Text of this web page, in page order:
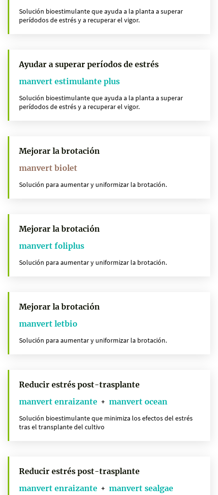
Solución bioestimulante que ayuda a la planta a superar
perídodos de estrés y a recuperar el vigor.
Ayudar a superar períodos de estrés
manvert estimulante plus
Solución bioestimulante que ayuda a la planta a superar
perídodos de estrés y a recuperar el vigor.
Mejorar la brotación
manvert biolet
Solución para aumentar y uniformizar la brotación.
Mejorar la brotación
manvert foliplus
Solución para aumentar y uniformizar la brotación.
Mejorar la brotación
manvert letbio
Solución para aumentar y uniformizar la brotación.
Reducir estrés post-trasplante
manvert enraizante + manvert ocean
Solución bioestimulante que minimiza los efectos del estrés
tras el transplante del cultivo
Reducir estrés post-trasplante
manvert enraizante + manvert sealgae